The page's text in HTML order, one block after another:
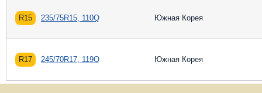
R15 235/75R15, 110Q Южная Корея
R17 245/70R17, 119Q Южная Корея